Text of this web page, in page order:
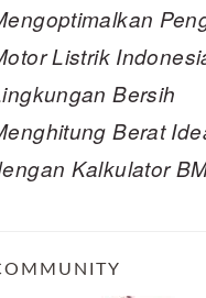
Listrik
Bersih
Berat
Kalkulator